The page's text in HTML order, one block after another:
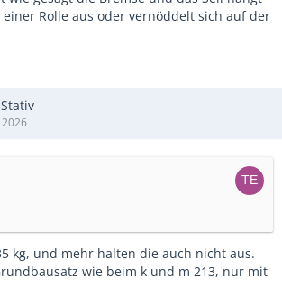
Rolle aus oder vernöddelt sich auf der
2026
kg, und mehr halten die auch nicht aus.
wie beim k und m 213, nur mit